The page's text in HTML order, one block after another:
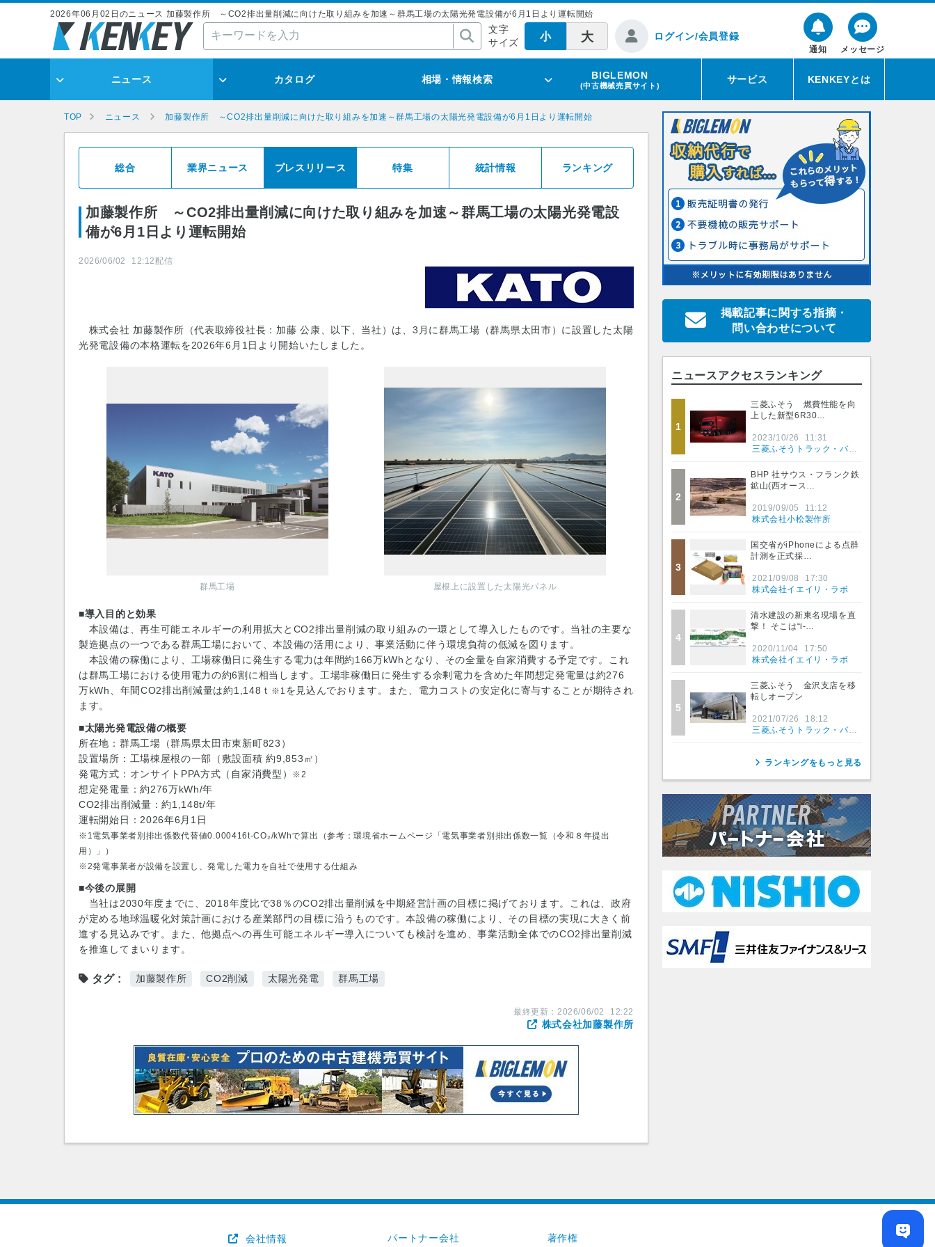
2026年06月02日のニュース 加藤製作所 ～CO2排出量削減に向けた取り組みを加速～群馬工場の太陽光発電設備が6月1日より運転開始
通知 メッセージ
文字
サイズ
小 大 ログイン/会員登録
ニュース カタログ 相場・情報検索 BIGLEMON
(中古機械売買サイト)
サービス KENKEYとは
TOP ニュース 加藤製作所 ～CO2排出量削減に向けた取り組みを加速～群馬工場の太陽光発電設備が6月1日より運転開始
総合 業界ニュース プレスリリース 特集 統計情報 ランキング
加藤製作所 ～CO2排出量削減に向けた取り組みを加速～群馬工場の太陽光発電設
備が6月1日より運転開始
2026/06/02 12:12 配信
株式会社 加藤製作所（代表取締役社長：加藤 公康、以下、当社）は、3月に群馬工場（群馬県太田市）に設置した太陽
光発電設備の本格運転を2026年6月1日より開始いたしました。
群馬工場 屋根上に設置した太陽光パネル
■導入目的と効果
本設備は、再生可能エネルギーの利用拡大とCO2排出量削減の取り組みの一環として導入したものです。当社の主要な
製造拠点の一つである群馬工場において、本設備の活用により、事業活動に伴う環境負荷の低減を図ります。
本設備の稼働により、工場稼働日に発生する電力は年間約166万kWhとなり、その全量を自家消費する予定です。これ
は群馬工場における使用電力の約6割に相当します。工場非稼働日に発生する余剰電力を含めた年間想定発電量は約276
万kWh、年間CO2排出削減量は約1,148ｔ ※1 を見込んでおります。また、電力コストの安定化に寄与することが期待され
ます。
■太陽光発電設備の概要
所在地：群馬工場（群馬県太田市東新町823）
設置場所：工場棟屋根の一部（敷設面積 約9,853㎡）
発電方式：オンサイトPPA方式（自家消費型）
※2
想定発電量：約276万kWh/年
CO2排出削減量：約1,148t/年
運転開始日：2026年6月1日
※1電気事業者別排出係数代替値0.000416t-CO₂/kWhで算出（参考：環境省ホームページ「電気事業者別排出係数一覧（令和８年提出
用）」）
※2発電事業者が設備を設置し、発電した電力を自社で使用する仕組み
■今後の展開
当社は2030年度までに、2018年度比で38％のCO2排出量削減を中期経営計画の目標に掲げております。これは、政府
が定める地球温暖化対策計画における産業部門の目標に沿うものです。本設備の稼働により、その目標の実現に大きく前
進する見込みです。また、他拠点への再生可能エネルギー導入についても検討を進め、事業活動全体でのCO2排出量削減
を推進してまいります。
タグ 加藤製作所 CO2削減 太陽光発電 群馬工場
最終更新： 2026/06/02 12:22
株式会社加藤製作所
掲載記事に関する指摘・
問い合わせについて
ニュースアクセスランキング
1
三菱ふそう 燃費性能を向
上した新型6R30…
2023/10/26
11:31
三菱ふそうトラック・バス株式会社
2
BHP 社サウス・フランク鉄
鉱山(西オース…
2019/09/05
11:12
株式会社小松製作所
3
国交省がiPhoneによる点群
計測を正式採…
2021/09/08
17:30
株式会社イエイリ・ラボ
4
清水建設の新東名現場を直
撃！ そこは“i-…
2020/11/04
17:50
株式会社イエイリ・ラボ
5
三菱ふそう 金沢支店を移
転しオープン
2021/07/26
18:12
三菱ふそうトラック・バス株式会社
ランキングをもっと見る
会社情報 パートナー会社 著作権